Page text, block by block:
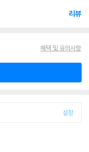
리뷰
혜택 및 유의사항
설정